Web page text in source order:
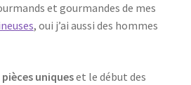
et gourmandes de mes
, oui j’ai aussi des hommes
pièces uniqueset le début des